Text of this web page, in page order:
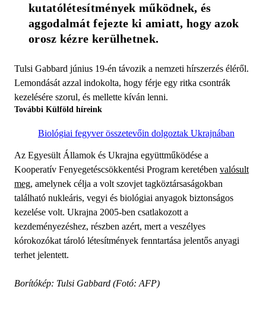
kutatólétesítmények működnek, és
aggodalmát fejezte ki amiatt, hogy azok
orosz kézre kerülhetnek.
Tulsi Gabbard június 19-én távozik a nemzeti hírszerzés éléről.
Lemondását azzal indokolta, hogy férje egy ritka csontrák
kezelésére szorul, és mellette kíván lenni.
További Külföld híreink
Biológiai fegyver összetevőin dolgoztak Ukrajnában
Az Egyesült Államok és Ukrajna együttműködése a
Kooperatív Fenyegetéscsökkentési Program keretében valósult
meg, amelynek célja a volt szovjet tagköztársaságokban
található nukleáris, vegyi és biológiai anyagok biztonságos
kezelése volt. Ukrajna 2005-ben csatlakozott a
kezdeményezéshez, részben azért, mert a veszélyes
kórokozókat tároló létesítmények fenntartása jelentős anyagi
terhet jelentett.
Borítókép: Tulsi Gabbard (Fotó: AFP)